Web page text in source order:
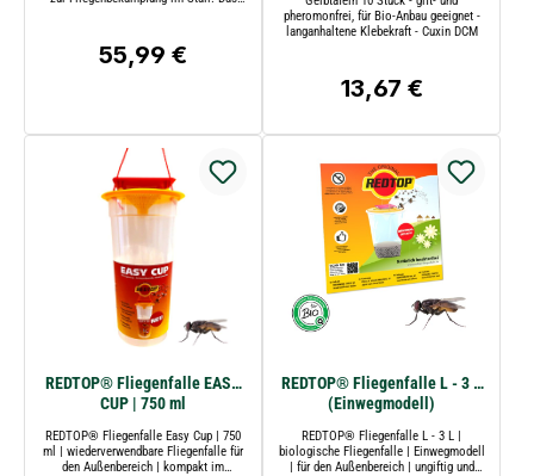
Montage ist einfach durchzuführen, die
Ersatzrollen können problemlos
Regulärer Preis:
55,99 €
pheromonfrei, für Bio-Anbau geeignet -
langanhaltene Klebekraft - Cuxin DCM
Regulärer Preis:
13,67 €
REDTOP® Fliegenfalle EASY
CUP | 750 ml
REDTOP® Fliegenfalle Easy Cup | 750
ml | wiederverwendbare Fliegenfalle für
den Außenbereich | kompakt im
REDTOP® Fliegenfalle L - 3 L
(Einwegmodell)
REDTOP® Fliegenfalle L - 3 L |
biologische Fliegenfalle | Einwegmodell
| für den Außenbereich | ungiftig und